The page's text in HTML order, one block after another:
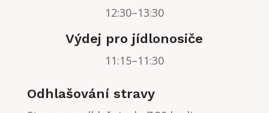
12:30–13:30
Výdej pro jídlonosiče
11:15–11:30
Odhlašování stravy